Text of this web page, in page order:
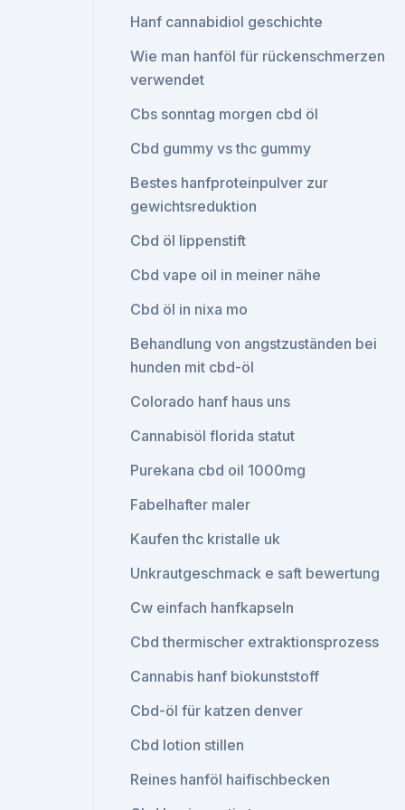
Hanf cannabidiol geschichte
Wie man hanföl für rückenschmerzen
verwendet
Cbs sonntag morgen cbd öl
Cbd gummy vs thc gummy
Bestes hanfproteinpulver zur
gewichtsreduktion
Cbd öl lippenstift
Cbd vape oil in meiner nähe
Cbd öl in nixa mo
Behandlung von angstzuständen bei
hunden mit cbd-öl
Colorado hanf haus uns
Cannabisöl florida statut
Purekana cbd oil 1000mg
Fabelhafter maler
Kaufen thc kristalle uk
Unkrautgeschmack e saft bewertung
Cw einfach hanfkapseln
Cbd thermischer extraktionsprozess
Cannabis hanf biokunststoff
Cbd-öl für katzen denver
Cbd lotion stillen
Reines hanföl haifischbecken